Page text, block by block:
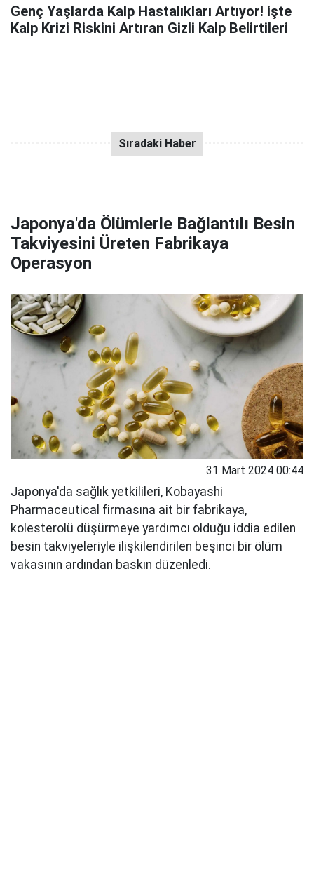
Genç Yaşlarda Kalp Hastalıkları Artıyor! işte
Kalp Krizi Riskini Artıran Gizli Kalp Belirtileri
Japonya'da Ölümlerle Bağlantılı Besin
Takviyesini Üreten Fabrikaya
Operasyon
31 Mart 2024 00:44
Japonya'da sağlık yetkilileri, Kobayashi
Pharmaceutical firmasına ait bir fabrikaya,
kolesterolü düşürmeye yardımcı olduğu iddia edilen
besin takviyeleriyle ilişkilendirilen beşinci bir ölüm
vakasının ardından baskın düzenledi.